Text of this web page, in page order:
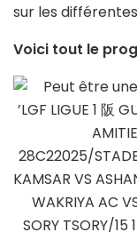
sur les
Voici tout le